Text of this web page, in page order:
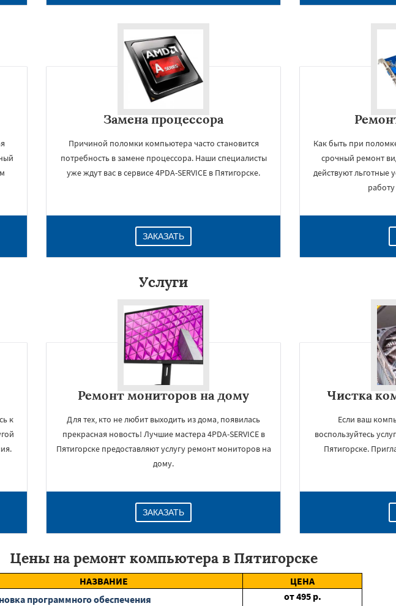
Замена процессора
Причиной поломки компьютера часто становится
потребность в замене процессора. Наши специалисты
уже ждут вас в сервисе 4PDA-SERVICE в Пятигорске.
ЗАКАЗАТЬ
Как быть при
срочный ремонт
действуют льготные
Услуги
к
Ремонт мониторов на дому
Для тех, кто не любит выходить из дома, появилась
прекрасная новость! Лучшие мастера 4PDA-SERVICE в
Пятигорске предоставляют услугу ремонт мониторов на
дому.
ЗАКАЗАТЬ
Чистка
Если ваш
воспользуйтесь
Пятигорске.
Цены на ремонт компьютера в Пятигорске
НАЗВАНИЕ
ЦЕНА
программного обеспечения
от495 р.
Даю согласие на обработку персональных данных